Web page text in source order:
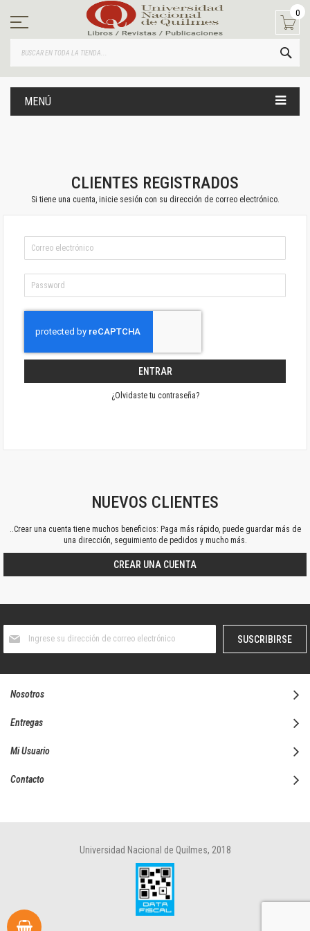
contenido
0
MENÚ
CLIENTES REGISTRADOS
Si tiene una cuenta, inicie sesión con su dirección de correo electrónico.
ENTRAR
¿Olvidaste tu contraseña?
NUEVOS CLIENTES
..Crear una cuenta tiene muchos beneficios: Paga más rápido, puede guardar más de
una dirección, seguimiento de pedidos y mucho más.
CREAR UNA CUENTA
boletín
SUSCRIBIRSE
Nosotros
Entregas
Mi Usuario
Contacto
Universidad Nacional de Quilmes, 2018